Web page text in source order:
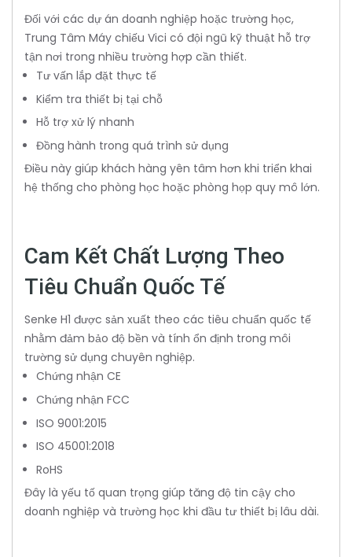
Đối với các dự án doanh nghiệp hoặc trường học,
Trung Tâm Máy chiếu Vici có đội ngũ kỹ thuật hỗ trợ
tận nơi trong nhiều trường hợp cần thiết.
Tư vấn lắp đặt thực tế
Kiểm tra thiết bị tại chỗ
Hỗ trợ xử lý nhanh
Đồng hành trong quá trình sử dụng
Điều này giúp khách hàng yên tâm hơn khi triển khai
hệ thống cho phòng học hoặc phòng họp quy mô lớn.
Cam Kết Chất Lượng Theo
Tiêu Chuẩn Quốc Tế
Senke H1 được sản xuất theo các tiêu chuẩn quốc tế
nhằm đảm bảo độ bền và tính ổn định trong môi
trường sử dụng chuyên nghiệp.
Chứng nhận CE
Chứng nhận FCC
ISO 9001:2015
ISO 45001:2018
RoHS
Đây là yếu tố quan trọng giúp tăng độ tin cậy cho
doanh nghiệp và trường học khi đầu tư thiết bị lâu dài.